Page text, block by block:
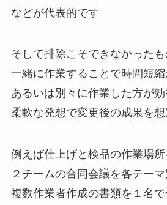
などが代表的です
そして排除こそできなかった
一緒に作業することで時間短縮
あるいは別々に作業した方が効
柔軟な発想で変更後の成果を
例えば仕上げと検品の作業場
２チームの合同会議を各テー
複数作業者作成の書類を１名